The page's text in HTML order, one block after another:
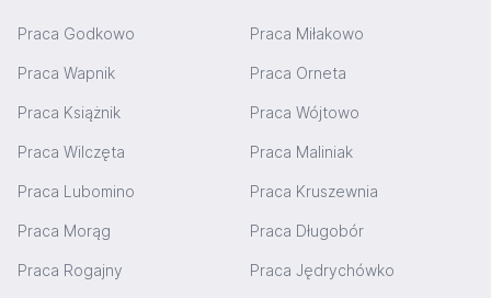
Praca Godkowo Praca Miłakowo
Praca Wapnik Praca Orneta
Praca Książnik Praca Wójtowo
Praca Wilczęta Praca Maliniak
Praca Lubomino Praca Kruszewnia
Praca Morąg Praca Długobór
Praca Rogajny Praca Jędrychówko